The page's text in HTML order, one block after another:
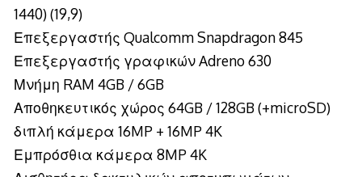
1440) (19,9)
Επεξεργαστής Qualcomm Snapdragon 845
Επεξεργαστής γραφικών Adreno 630
Μνήμη RAM 4GB / 6GB
Αποθηκευτικός χώρος 64GB / 128GB (+microSD)
διπλή κάμερα 16MP + 16MP 4K
Εμπρόσθια κάμερα 8MP 4K